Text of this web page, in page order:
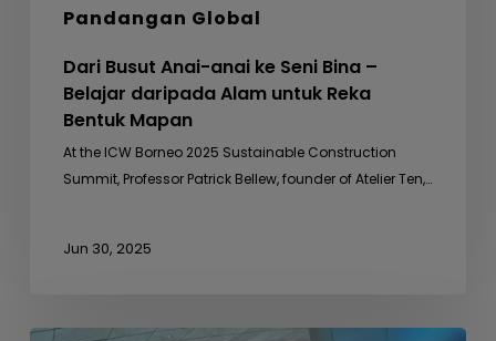
Pandangan Global
Dari Busut Anai-anai ke Seni Bina –
Belajar daripada Alam untuk Reka
Bentuk Mapan
At the ICW Borneo 2025 Sustainable Construction
Summit, Professor Patrick Bellew, founder of Atelier Ten,…
Jun 30, 2025